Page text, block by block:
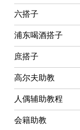
六搭子
浦东喝酒搭子
庶搭子
高尔夫助教
人偶辅助教程
会籍助教